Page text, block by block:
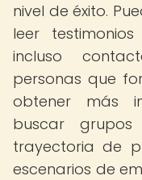
nivel de éxito.
leer
incluso
personas que
obtener más
buscar
trayectoria de
escenarios de